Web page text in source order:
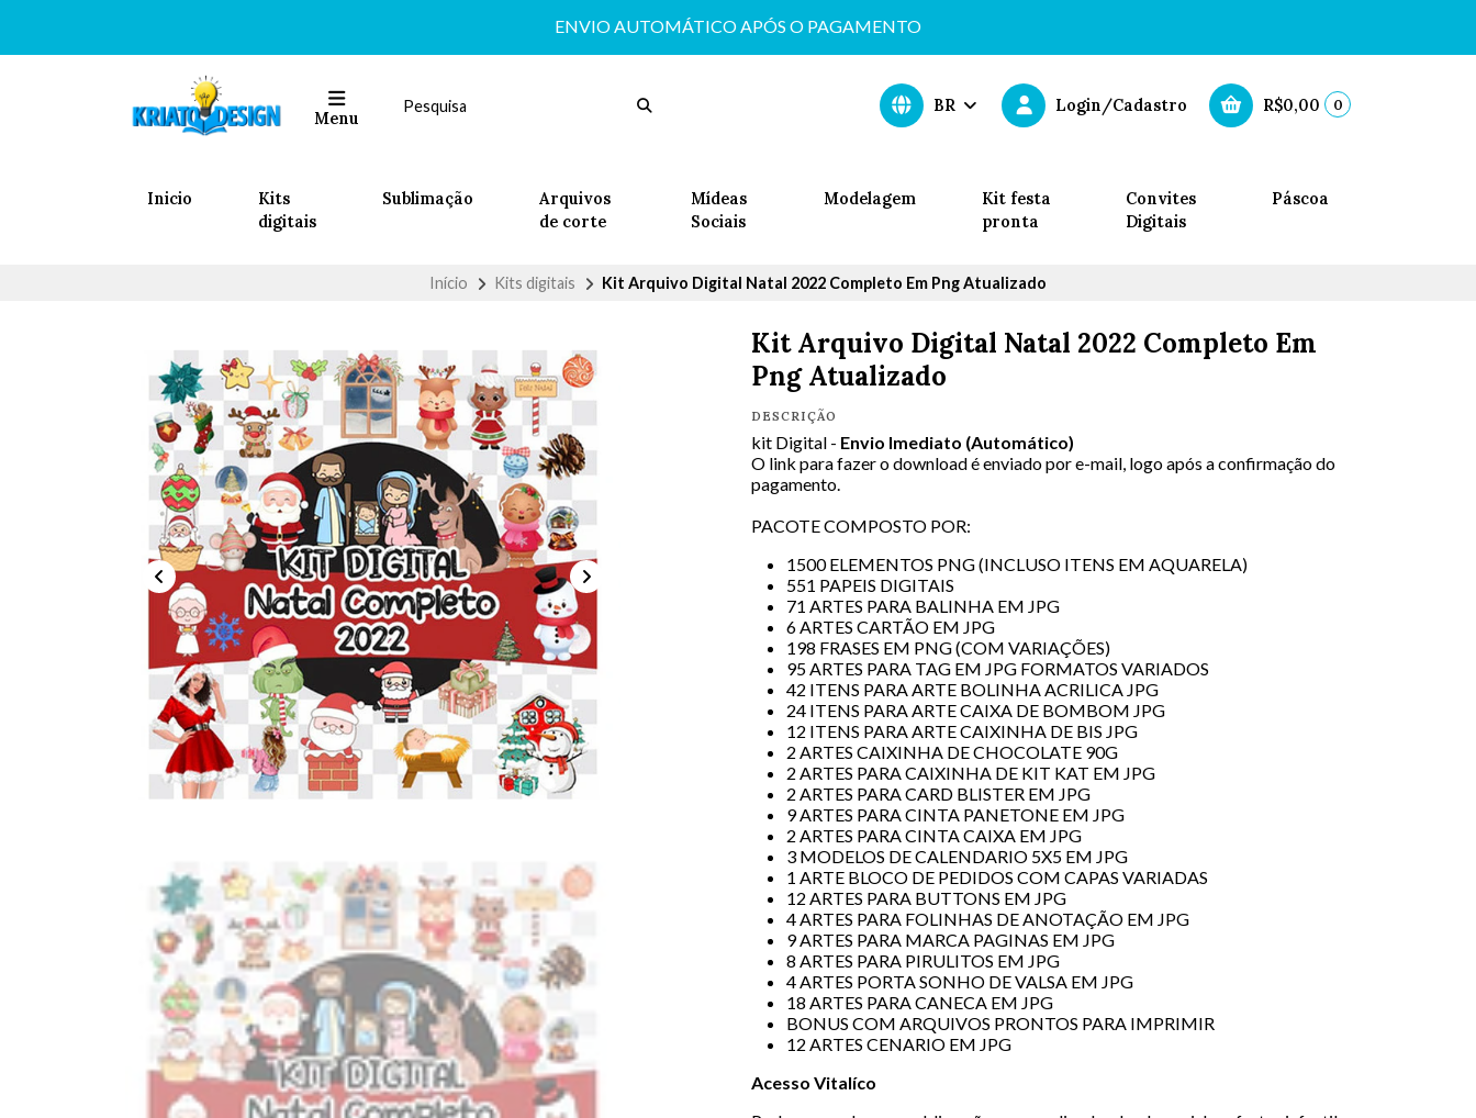
ENVIO AUTOMÁTICO APÓS O PAGAMENTO
Menu
BR Login/Cadastro R$0,00 0
Inicio
Kits
digitais
Sublimação
Arquivos
de corte
Mídeas
Sociais
Modelagem
Kit festa
pronta
Convites
Digitais
Páscoa
Início Kits digitais Kit Arquivo Digital Natal 2022 Completo Em Png Atualizado
Kit Arquivo Digital Natal 2022 Completo Em
Png Atualizado
DESCRIÇÃO
kit Digital - Envio Imediato (Automático)
O link para fazer o download é enviado por e-mail, logo após a confirmação do
pagamento.
PACOTE COMPOSTO POR:
1500 ELEMENTOS PNG (INCLUSO ITENS EM AQUARELA)
551 PAPEIS DIGITAIS
71 ARTES PARA BALINHA EM JPG
6 ARTES CARTÃO EM JPG
198 FRASES EM PNG (COM VARIAÇÕES)
95 ARTES PARA TAG EM JPG FORMATOS VARIADOS
42 ITENS PARA ARTE BOLINHA ACRILICA JPG
24 ITENS PARA ARTE CAIXA DE BOMBOM JPG
12 ITENS PARA ARTE CAIXINHA DE BIS JPG
2 ARTES CAIXINHA DE CHOCOLATE 90G
2 ARTES PARA CAIXINHA DE KIT KAT EM JPG
2 ARTES PARA CARD BLISTER EM JPG
9 ARTES PARA CINTA PANETONE EM JPG
2 ARTES PARA CINTA CAIXA EM JPG
3 MODELOS DE CALENDARIO 5X5 EM JPG
1 ARTE BLOCO DE PEDIDOS COM CAPAS VARIADAS
12 ARTES PARA BUTTONS EM JPG
4 ARTES PARA FOLINHAS DE ANOTAÇÃO EM JPG
9 ARTES PARA MARCA PAGINAS EM JPG
8 ARTES PARA PIRULITOS EM JPG
4 ARTES PORTA SONHO DE VALSA EM JPG
18 ARTES PARA CANECA EM JPG
BONUS COM ARQUIVOS PRONTOS PARA IMPRIMIR
12 ARTES CENARIO EM JPG
Acesso Vitalíco